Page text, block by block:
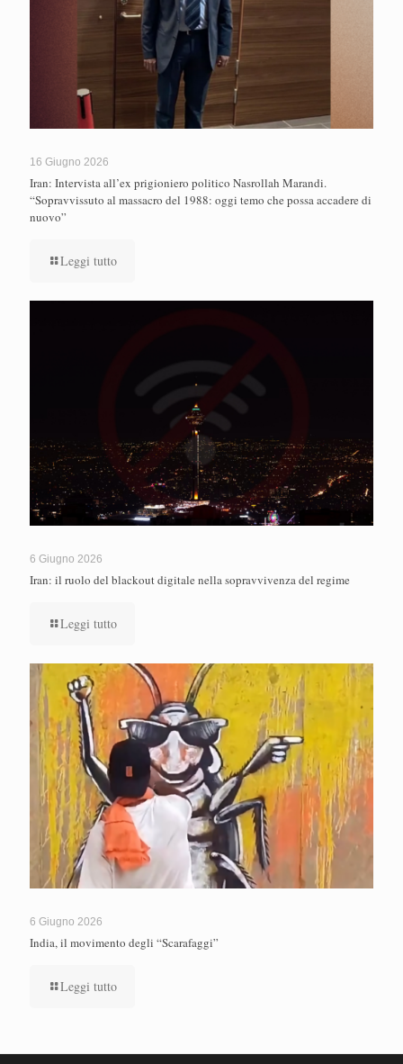
16 Giugno 2026
Iran: Intervista all’ex prigioniero politico Nasrollah Marandi.
“Sopravvissuto al massacro del 1988: oggi temo che possa accadere di
nuovo”
Leggi tutto
6 Giugno 2026
Iran: il ruolo del blackout digitale nella sopravvivenza del regime
Leggi tutto
6 Giugno 2026
India, il movimento degli “Scarafaggi”
Leggi tutto